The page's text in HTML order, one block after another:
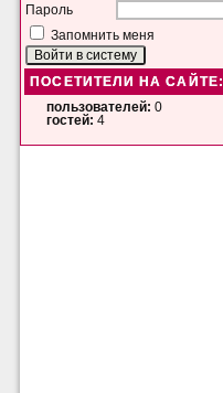
Пароль
Запомнить меня
ПОСЕТИТЕЛИ НА САЙТЕ:
пользователей: 0
гостей: 4